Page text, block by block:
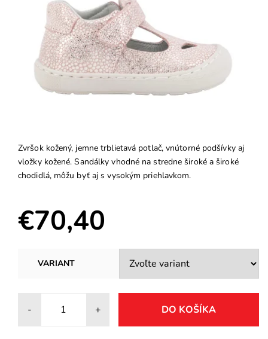
Zvršok kožený, jemne trblietavá potlač, vnútorné podšívky aj
vložky kožené. Sandálky vhodné na stredne široké a široké
chodidlá, môžu byť aj s vysokým priehlavkom.
€70,40
VARIANT
- +